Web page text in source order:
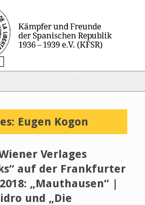
Eugen Kogon
Verlages
auf der Frankfurter
„Mauthausen“ |
und „Die